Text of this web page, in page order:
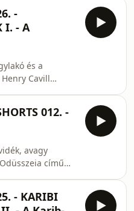
tendenciát
is fossák és
Ádám és
-
I. - A
és a
Cavill
amely igazi
valami, amiért
sorozat, akkor
példái.Akik a szót
veszik: Oblath
012. -
avagy
című
A- KARIBI